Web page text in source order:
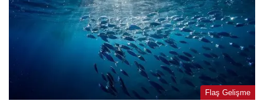
Flaş Gelişme